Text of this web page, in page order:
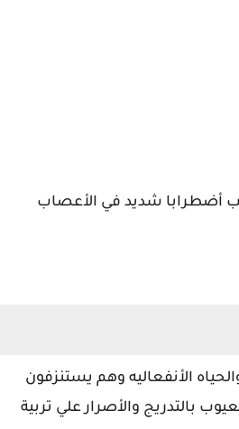
أضطرابا شديد في الأعصاب
الأنفعاليه وهم يستنزفون
بالتدريج والأصرار علي تربية